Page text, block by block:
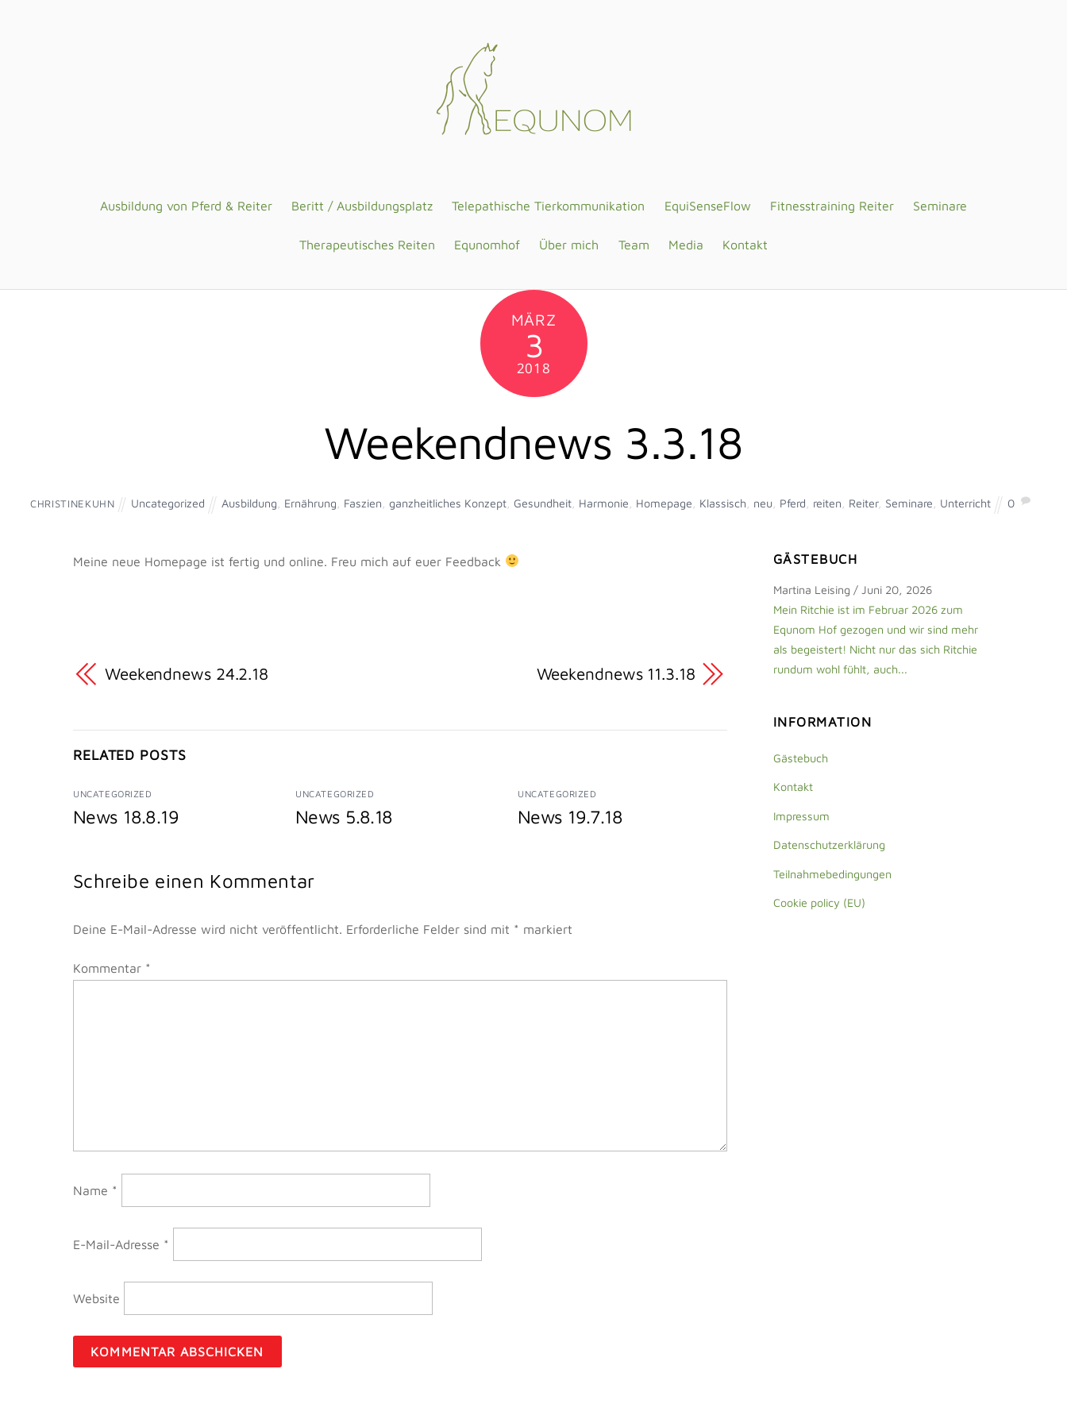
Ausbildung von Pferd & Reiter Beritt / Ausbildungsplatz Telepathische Tierkommunikation EquiSenseFlow Fitnesstraining Reiter Seminare
Therapeutisches Reiten Equnomhof Über mich Team Media Kontakt
MÄRZ
3
2018
Weekendnews 3.3.18
CHRISTINEKUHN Uncategorized Ausbildung Ernährung Faszien ganzheitliches Konzept, Gesundheit, Harmonie Homepage Klassisch neu, Pferd reiten Reiter, Seminare Unterricht 0
Meine neue Homepage ist fertig und online. Freu mich auf euer Feedback
Weekendnews 24.2.18 Weekendnews 11.3.18
RELATED POSTS
UNCATEGORIZED
News 18.8.19
UNCATEGORIZED
News 5.8.18
UNCATEGORIZED
News 19.7.18
Schreibe einen Kommentar
Deine E-Mail-Adresse wird nicht veröffentlicht. Erforderliche Felder sind mit * markiert
Kommentar *
Name *
E-Mail-Adresse *
Website
GÄSTEBUCH
Martina Leising / Juni 20, 2026
Mein Ritchie ist im Februar 2026 zum
Equnom Hof gezogen und wir sind mehr
als begeistert! Nicht nur das sich Ritchie
rundum wohl fühlt, auch...
INFORMATION
Gästebuch
Kontakt
Impressum
Datenschutzerklärung
Teilnahmebedingungen
Cookie policy (EU)